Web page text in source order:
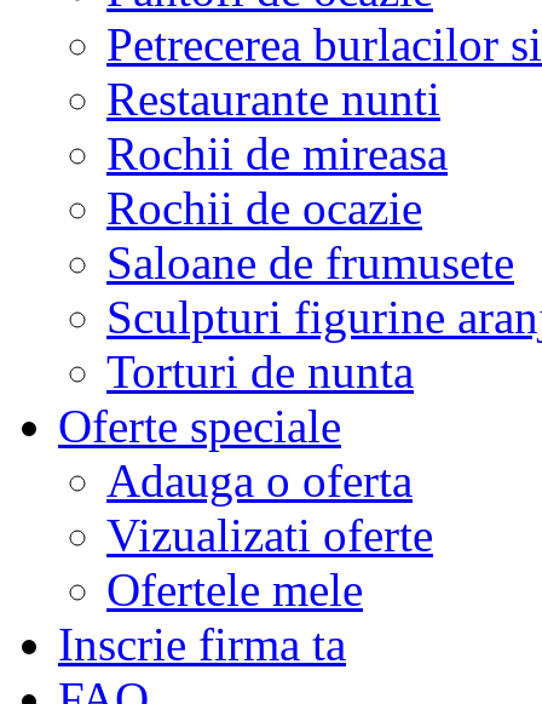
Petrecerea burlacilor
Restaurante nunti
Rochii de mireasa
Rochii de ocazie
Saloane de frumusete
Sculpturi figurine
Torturi de nunta
Oferte speciale
Adauga o oferta
Vizualizati oferte
Ofertele mele
Inscrie firma ta